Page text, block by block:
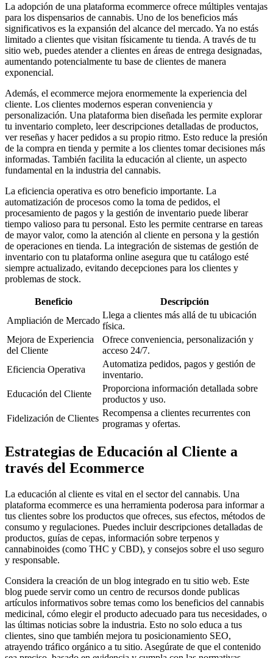
La adopción de una plataforma ecommerce ofrece múltiples ventajas
para los dispensarios de cannabis. Uno de los beneficios más
significativos es la expansión del alcance del mercado. Ya no estás
limitado a clientes que visitan físicamente tu tienda. A través de tu
sitio web, puedes atender a clientes en áreas de entrega designadas,
aumentando potencialmente tu base de clientes de manera
exponencial.
Además, el ecommerce mejora enormemente la experiencia del
cliente. Los clientes modernos esperan conveniencia y
personalización. Una plataforma bien diseñada les permite explorar
tu inventario completo, leer descripciones detalladas de productos,
ver reseñas y hacer pedidos a su propio ritmo. Esto reduce la presión
de la compra en tienda y permite a los clientes tomar decisiones más
informadas. También facilita la educación al cliente, un aspecto
fundamental en la industria del cannabis.
La eficiencia operativa es otro beneficio importante. La
automatización de procesos como la toma de pedidos, el
procesamiento de pagos y la gestión de inventario puede liberar
tiempo valioso para tu personal. Esto les permite centrarse en tareas
de mayor valor, como la atención al cliente en persona y la gestión
de operaciones en tienda. La integración de sistemas de gestión de
inventario con tu plataforma online asegura que tu catálogo esté
siempre actualizado, evitando decepciones para los clientes y
problemas de stock.
Beneficio
Descripción
Ampliación de Mercado
Llega a clientes más allá de tu ubicación
física.
Mejora de Experiencia
del Cliente
Ofrece conveniencia, personalización y
acceso 24/7.
Eficiencia Operativa
Automatiza pedidos, pagos y gestión de
inventario.
Educación del Cliente
Proporciona información detallada sobre
productos y uso.
Fidelización de Clientes
Recompensa a clientes recurrentes con
programas y ofertas.
Estrategias de Educación al Cliente a
través del Ecommerce
La educación al cliente es vital en el sector del cannabis. Una
plataforma ecommerce es una herramienta poderosa para informar a
tus clientes sobre los productos que ofreces, sus efectos, métodos de
consumo y regulaciones. Puedes incluir descripciones detalladas de
productos, guías de cepas, información sobre terpenos y
cannabinoides (como THC y CBD), y consejos sobre el uso seguro
y responsable.
Considera la creación de un blog integrado en tu sitio web. Este
blog puede servir como un centro de recursos donde publicas
artículos informativos sobre temas como los beneficios del cannabis
medicinal, cómo elegir el producto adecuado para tus necesidades, o
las últimas noticias sobre la industria. Esto no solo educa a tus
clientes, sino que también mejora tu posicionamiento SEO,
atrayendo tráfico orgánico a tu sitio. Asegúrate de que el contenido